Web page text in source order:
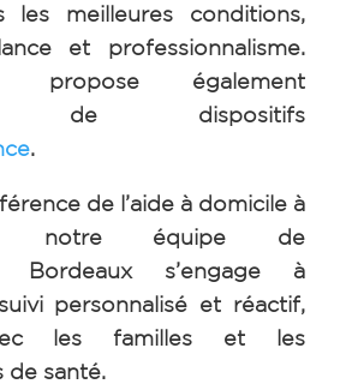
les meilleures conditions,
et professionnalisme.
propose également
de dispositifs
.
de l’aide à domicile à
notre équipe de
Bordeaux s’engage à
personnalisé et réactif,
les familles et les
de santé.